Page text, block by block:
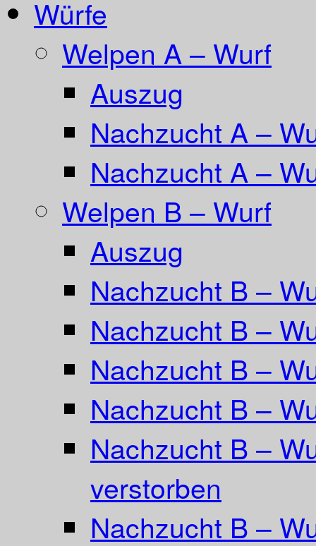
Würfe
Welpen A – Wurf
Auszug
Nachzucht A –
Nachzucht A –
Welpen B – Wurf
Auszug
Nachzucht B –
Nachzucht B –
Nachzucht B –
Nachzucht B –
Nachzucht B –
verstorben
Nachzucht B –